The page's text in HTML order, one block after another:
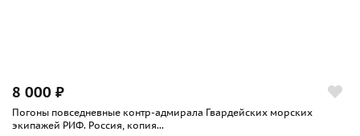
8 000 ₽
Погоны повседневные контр-адмирала Гвардейских морских
экипажей РИФ. Россия, копия...